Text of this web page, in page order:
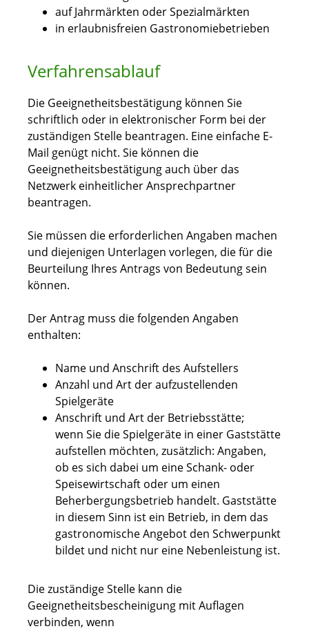
auf Jahrmärkten oder Spezialmärkten
in erlaubnisfreien Gastronomiebetrieben
Verfahrensablauf
Die Geeignetheitsbestätigung können Sie
schriftlich oder in elektronischer Form bei der
zuständigen Stelle beantragen. Eine einfache E-
Mail genügt nicht. Sie können die
Geeignetheitsbestätigung auch über das
Netzwerk einheitlicher Ansprechpartner
beantragen.
Sie müssen die erforderlichen Angaben machen
und diejenigen Unterlagen vorlegen, die für die
Beurteilung Ihres Antrags von Bedeutung sein
können.
Der Antrag muss die folgenden Angaben
enthalten:
Name und Anschrift des Aufstellers
Anzahl und Art der aufzustellenden
Spielgeräte
Anschrift und Art der Betriebsstätte;
wenn Sie die Spielgeräte in einer Gaststätte
aufstellen möchten, zusätzlich: Angaben,
ob es sich dabei um eine Schank- oder
Speisewirtschaft oder um einen
Beherbergungsbetrieb handelt. Gaststätte
in diesem Sinn ist ein Betrieb, in dem das
gastronomische Angebot den Schwerpunkt
bildet und nicht nur eine Nebenleistung ist.
Die zuständige Stelle kann die
Geeignetheitsbescheinigung mit Auflagen
verbinden, wenn